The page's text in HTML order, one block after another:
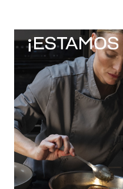
Inicio / Fissler Web /
Accesorios